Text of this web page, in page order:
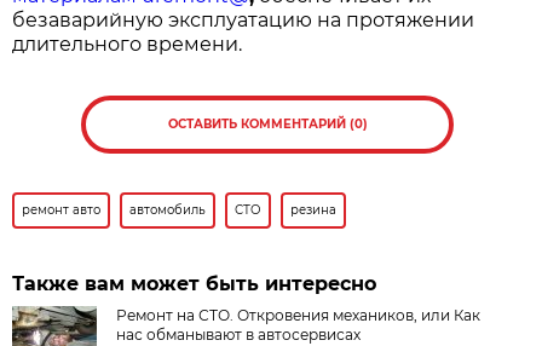
безаварийную эксплуатацию на протяжении
длительного времени.
ОСТАВИТЬ КОММЕНТАРИЙ (0)
ремонт авто автомобиль СТО резина
Также вам может быть интересно
Ремонт на СТО. Откровения механиков, или Как
нас обманывают в автосервисах